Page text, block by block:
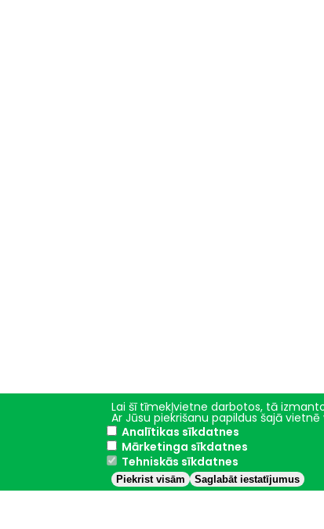
Galvenā
izvēlne
Studijas
Studiju iespējas
Lai šī tīmekļvietne darbotos, tā
Ar Jūsu piekrišanu papildus šajā
Analītikas sīkdatnes
Mārketinga sīkdatnes
Tehniskās sīkdatnes
Saglabāt iestatījumus
Piekrist visām